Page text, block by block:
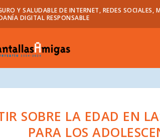
Y SALUDABLE DE INTERNET, REDES SOCIALES,
DIGITAL RESPONSABLE
SOBRE LA EDAD EN
PARA LOS